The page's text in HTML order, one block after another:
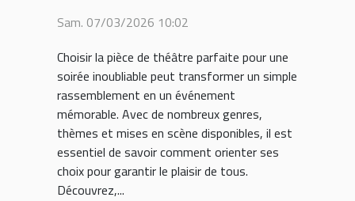
?
Sam. 07/03/2026 10:02
Choisir la pièce de théâtre parfaite pour une
soirée inoubliable peut transformer un simple
rassemblement en un événement
mémorable. Avec de nombreux genres,
thèmes et mises en scène disponibles, il est
essentiel de savoir comment orienter ses
choix pour garantir le plaisir de tous.
Découvrez,...